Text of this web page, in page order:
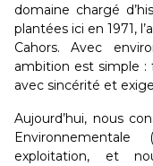
domaine chargé
plantées ici en 1971,
Cahors. Avec
ambition est simple :
avec sincérité et
Aujourd’hui, nous
exploitation, et